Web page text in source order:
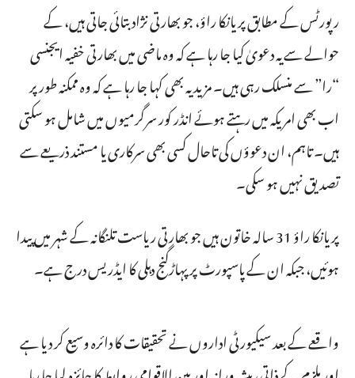
رپورٹس کے مطابق پریانکا راؤ، جو بھارتی نژاد بتائی جاتی ہیں، کے
حوالے سے یہ دعویٰ کیا جا رہا ہے کہ وہ ماضی میں بھارتی خفیہ ایجنسی
“را” سے منسلک رہی ہیں۔ مزید یہ بھی کہا جا رہا ہے کہ وہ ممکنہ طور پر
اب بھی امریکہ میں رہتے ہوئے انڈر کور سرگرمیوں میں شامل ہو سکتی
ہیں۔ تاہم، ان دعوؤں کی تاحال کسی بھی سرکاری یا مستند ذریعے سے
تصدیق نہیں ہو سکی۔
پریانکا راؤ 31 سالہ خاتون ہیں جو بھارتی ریاست تلنگانہ کے شہر میں پیدا
ہوئیں، جبکہ ان کے پاسپورٹ پر پہاڑگنج دہلی کا ایڈریس درج ہے۔
واقعے کے بعد سیکیورٹی اداروں نے تحقیقات کا دائرہ وسیع کر دیا ہے